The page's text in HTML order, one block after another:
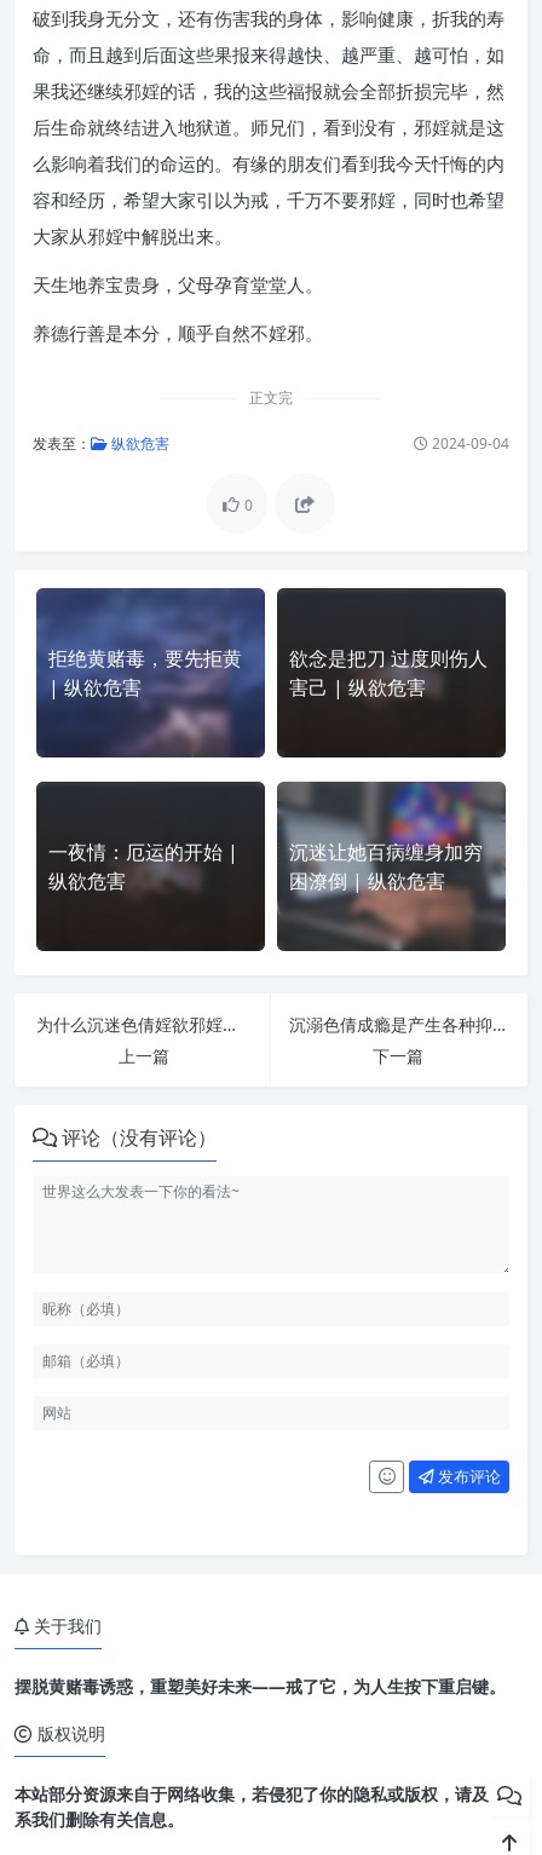
破到我身无分文，还有伤害我的身体，影响健康，折我的寿
命，而且越到后面这些果报来得越快、越严重、越可怕，如
果我还继续邪婬的话，我的这些福报就会全部折损完毕，然
后生命就终结进入地狱道。师兄们，看到没有，邪婬就是这
么影响着我们的命运的。有缘的朋友们看到我今天忏悔的内
容和经历，希望大家引以为戒，千万不要邪婬，同时也希望
大家从邪婬中解脱出来。
天生地养宝贵身，父母孕育堂堂人。
养德行善是本分，顺乎自然不婬邪。
正文完
发表至： 纵欲危害 2024-09-04
0
拒绝黄赌毒，要先拒黄
| 纵欲危害
欲念是把刀 过度则伤人
害己 | 纵欲危害
一夜情：厄运的开始 |
纵欲危害
沉迷让她百病缠身加穷
困潦倒 | 纵欲危害
为什么沉迷色倩婬欲邪婬之后，人的命运会发生恶劣变化 | 纵欲危害
上一篇
沉溺色倩成瘾是产生各种抑郁症、焦虑症、强迫症的罪魁祸首 | 纵欲危害
下一篇
评论（没有评论）
发布评论
关于我们
摆脱黄赌毒诱惑，重塑美好未来——戒了它，为人生按下重启键。
版权说明
本站部分资源来自于网络收集，若侵犯了你的隐私或版权，请及时联
系我们删除有关信息。